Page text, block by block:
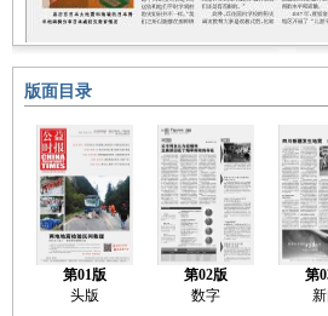
版面目录
第01版
头版
第02版
数字
第